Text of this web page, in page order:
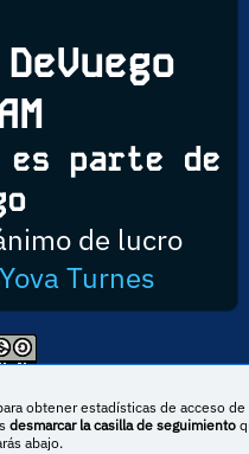
DeVuego
es parte de
de lucro
Yova Turnes
obtener estadísticas de acceso de
desmarcar la casilla de seguimiento
abajo.